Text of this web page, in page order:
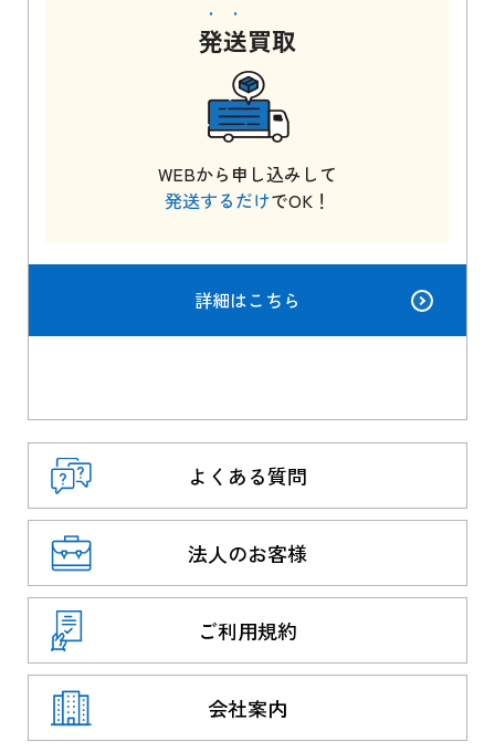
発送買取
WEBから申し込みして
発送するだけでOK！
詳細はこちら
よくある質問
法人のお客様
ご利用規約
会社案内